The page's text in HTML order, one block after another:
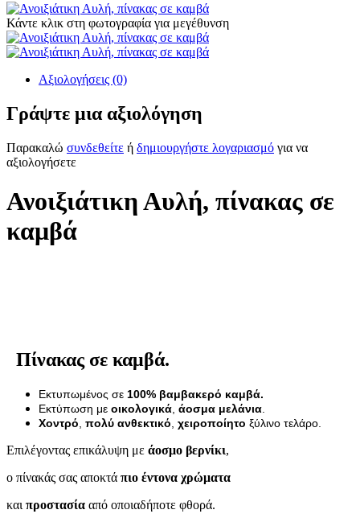
Κάντε κλικ στη φωτογραφία για μεγέθυνση
Αξιολογήσεις (0)
Γράψτε μια αξιολόγηση
Παρακαλώ συνδεθείτε ή δημιουργήστε λογαριασμό για να
αξιολογήσετε
Ανοιξιάτικη Αυλή, πίνακας σε
καμβά
Πίνακας σε καμβά.
Εκτυπωμένος σε 100% βαμβακερό καμβά.
Εκτύπωση με οικολογικά άοσμα μελάνια
Χοντρό πολύ ανθεκτικό χειροποίητο ξύλινο τελάρο.
Επιλέγοντας επικάλυψη με άοσμο βερνίκι,
ο πίνακάς σας αποκτά πιο έντονα χρώματα
και προστασία από οποιαδήποτε φθορά.